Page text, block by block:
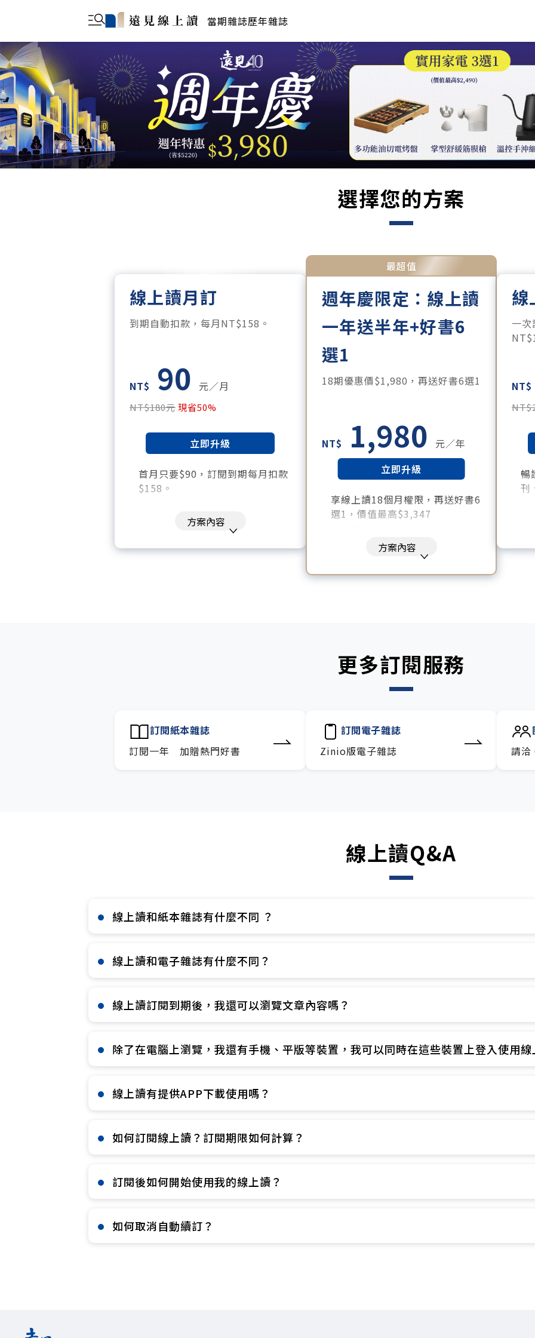
當期雜誌歷年雜誌
選擇您的方案
線上讀月訂
到期自動扣款，每月NT$158。
NT$ 90 元／月
NT$180元現省50%
立即升級
首月只要$90，訂閱到期每月扣款
$158。
刊、特刊。​
每「季」一場訂戶專屬空中沙龍。
每月下載編輯整理精華知識包。
方案內容
最超值
週年慶限定：線上讀
一年送半年+好書6
選1
18期優惠價$1,980，再送好書6選1
NT$ 1,980
元／年
立即升級
享線上讀18個月權限，再送好書6
選1，價值最高$3,347
好書清單：《大腦就是這樣工作
的》、《致富心態》、《高希均
回憶錄》、《激素平衡瘦身
課》、《黃仁勳傳》、《一如既
訂閱到期自動扣款。
每月下載編輯整理精華知識包。
方案內容
線
一
NT$
暢
刊
訂
更多訂閱服務
訂閱紙本雜誌
訂閱一年 加贈熱門好書
訂閱電子雜誌
Zinio版電子雜誌
請
線上讀Q&A
線上讀和紙本雜誌有什麼不同 ？​
線上讀和電子雜誌有什麼不同？​
線上讀訂閱到期後，我還可以瀏覽文章內容嗎？​
除了在電腦上瀏覽，我還有手機、平版等裝置，我可以同時在這些裝置上登入使用
線上讀有提供APP下載使用嗎？​
如何訂閱線上讀？訂閱期限如何計算？​
訂閱後如何開始使用我的線上讀？​
如何取消自動續訂？